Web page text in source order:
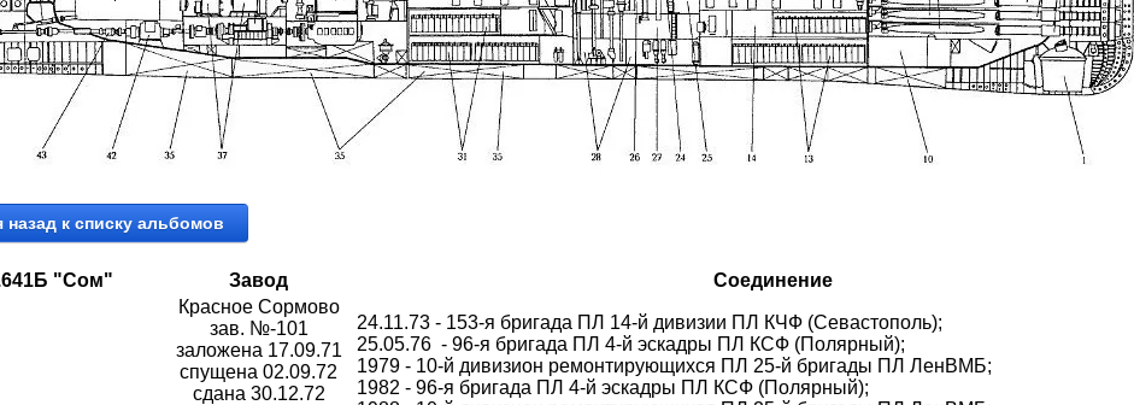
назад к списку альбомов
"Сом" Завод
Соединение
Красное Сормово
зав. №-101
заложена 17.09.71
спущена 02.09.72
сдана 30.12.72
24.11.73 - 153-я бригада ПЛ 14-й дивизии ПЛ КЧФ (Севастополь);
25.05.76 - 96-я бригада ПЛ 4-й эскадры ПЛ КСФ (Полярный);
1979 - 10-й дивизион ремонтирующихся ПЛ 25-й бригады ПЛ ЛенВМБ;
1982 - 96-я бригада ПЛ 4-й эскадры ПЛ КСФ (Полярный);